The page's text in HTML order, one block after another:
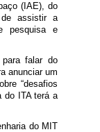
(IAE), do
de assistir a
pesquisa e
falar do
anunciar um
“desafios
do ITA terá a
do MIT